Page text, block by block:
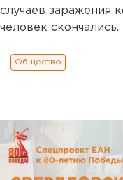
случаев заражения
человек скончались.
Общество